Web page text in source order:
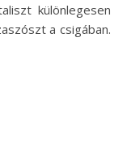
különlegesen
a csigában.